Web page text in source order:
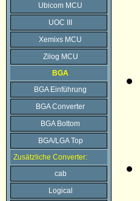
Ubicom MCU
UOC III
Xemixs MCU
Zilog MCU
BGA
BGA Einführung
BGA Converter
BGA Bottom
BGA/LGA Top
Zusätzliche Converter:
cab
Logical